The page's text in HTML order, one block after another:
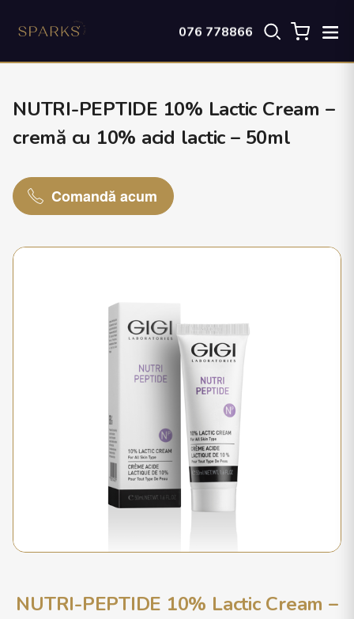
076 778866
NUTRI-PEPTIDE 10% Lactic Cream –
cremă cu 10% acid lactic – 50ml
Comandă acum
NUTRI-PEPTIDE 10% Lactic Cream –